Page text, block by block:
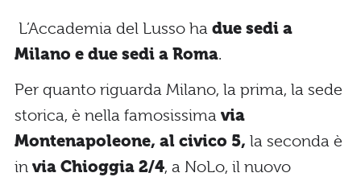
L’Accademia del Lusso ha due sedi a
Milano e due sedi a Roma.
Per quanto riguarda Milano, la prima, la sede
storica, è nella famosissima via
Montenapoleone, al civico 5, la seconda è
in via Chioggia 2/4, a NoLo, il nuovo